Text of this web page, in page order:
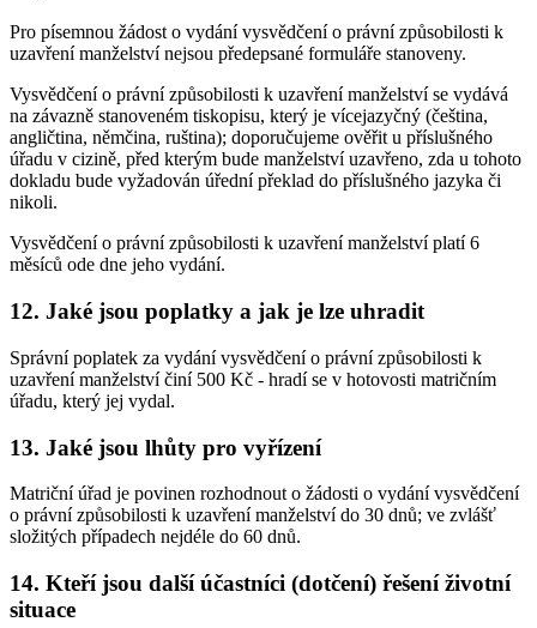
Pro písemnou žádost o vydání vysvědčení o právní způsobilosti k
uzavření manželství nejsou předepsané formuláře stanoveny.
Vysvědčení o právní způsobilosti k uzavření manželství se vydává
na závazně stanoveném tiskopisu, který je vícejazyčný (čeština,
angličtina, němčina, ruština); doporučujeme ověřit u příslušného
úřadu v cizině, před kterým bude manželství uzavřeno, zda u tohoto
dokladu bude vyžadován úřední překlad do příslušného jazyka či
nikoli.
Vysvědčení o právní způsobilosti k uzavření manželství platí 6
měsíců ode dne jeho vydání.
12. Jaké jsou poplatky a jak je lze uhradit
Správní poplatek za vydání vysvědčení o právní způsobilosti k
uzavření manželství činí 500 Kč - hradí se v hotovosti matričním
úřadu, který jej vydal.
13. Jaké jsou lhůty pro vyřízení
Matriční úřad je povinen rozhodnout o žádosti o vydání vysvědčení
o právní způsobilosti k uzavření manželství do 30 dnů; ve zvlášť
složitých případech nejdéle do 60 dnů.
14. Kteří jsou další účastníci (dotčení) řešení životní
situace